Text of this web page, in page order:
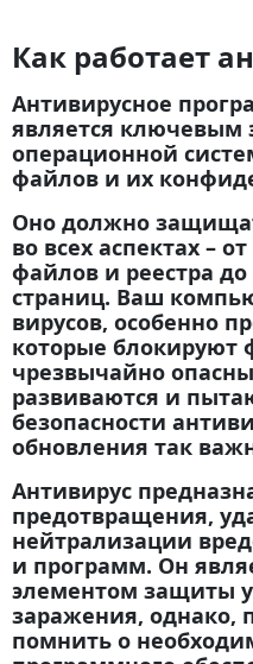
Как работает
Антивирусное
является
операционной
файлов и их
Оно должно
во всех аспектах –
файлов и реестра
страниц. Ваш
вирусов, особенно
которые блокируют
чрезвычайно
развиваются и
безопасности
обновления так
Антивирус
предотвращения,
нейтрализации
и программ. Он
элементом защиты
заражения, однако,
помнить о